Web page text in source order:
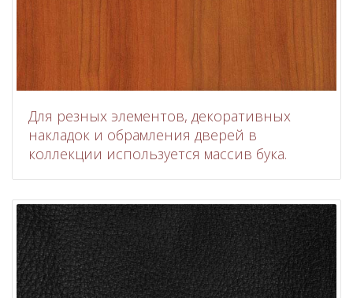
Для резных элементов, декоративных
накладок и обрамления дверей в
коллекции используется массив бука.